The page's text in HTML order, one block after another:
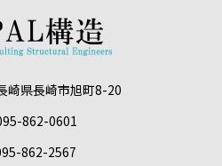
崎県長崎市旭町8-20
862-0601
862-2567